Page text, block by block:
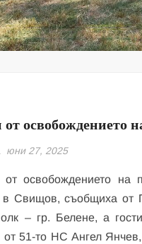
освобождението
юни 27, 2025
от освобождението на
в Свищов, съобщиха от
– гр. Белене, а
от 51-то НС Ангел